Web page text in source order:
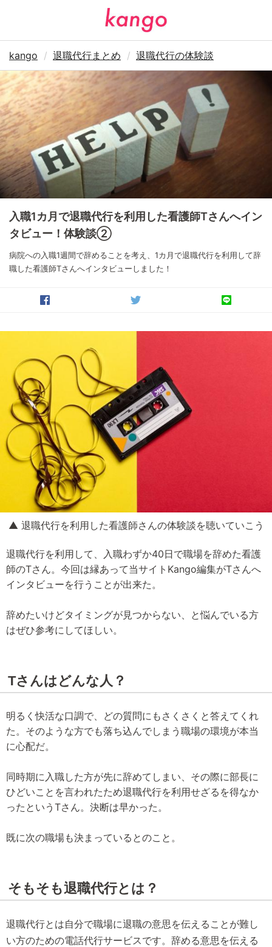
kango 退職代行まとめ 退職代行の体験談
入職1カ月で退職代行を利用した看護師Tさんへイン
タビュー！体験談②
病院への入職1週間で辞めることを考え、1カ月で退職代行を利用して辞
職した看護師Tさんへインタビューしました！
▲ 退職代行を利用した看護師さんの体験談を聴いていこう
退職代行を利用して、入職わずか40日で職場を辞めた看護
師のTさん。今回は縁あって当サイトKango編集がTさんへ
インタビューを行うことが出来た。
辞めたいけどタイミングが見つからない、と悩んでいる方
はぜひ参考にしてほしい。
Tさんはどんな人？
明るく快活な口調で、どの質問にもさくさくと答えてくれ
た。そのような方でも落ち込んでしまう職場の環境が本当
に心配だ。
同時期に入職した方が先に辞めてしまい、その際に部長に
ひどいことを言われたため退職代行を利用せざるを得なか
ったというTさん。決断は早かった。
既に次の職場も決まっているとのこと。
そもそも退職代行とは？
退職代行とは自分で職場に退職の意思を伝えることが難し
い方のための電話代行サービスです。辞める意思を伝える